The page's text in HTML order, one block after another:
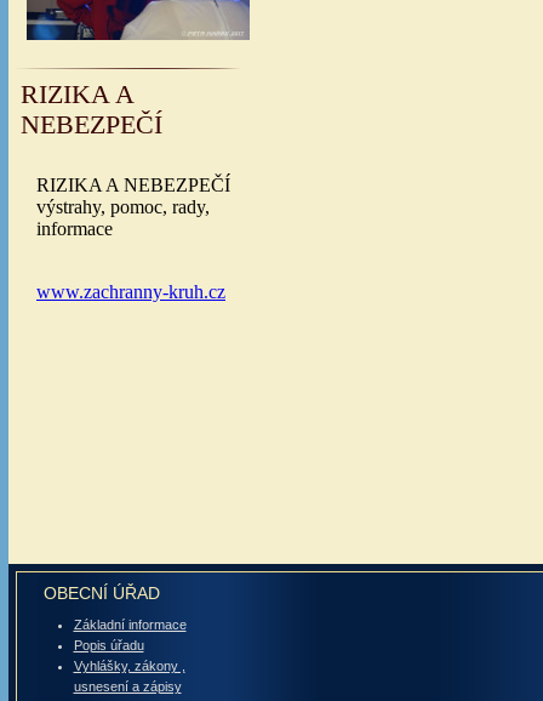
RIZIKA A
NEBEZPEČÍ
OBECNÍ ÚŘAD
Základní informace
Popis úřadu
Vyhlášky, zákony ,
usnesení a zápisy